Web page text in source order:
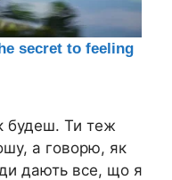
будеш. Ти теж
а говорю, як
дають все, що я